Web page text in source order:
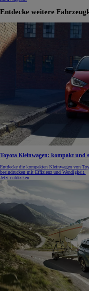
Entdecke weitere
Toyota Kleinwagen: kompakt und
Entdecke die kompakten Kleinwagen von
beeindrucken mit Effizienz und Wendigkeit.
Jetzt entdecken